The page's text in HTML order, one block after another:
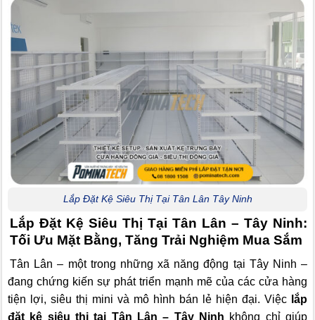
Lắp Đặt Kệ Siêu Thị Tại Tân Lân Tây Ninh
Lắp Đặt Kệ Siêu Thị Tại Tân Lân – Tây Ninh:
Tối Ưu Mặt Bằng, Tăng Trải Nghiệm Mua Sắm
Tân Lân – một trong những xã năng động tại Tây Ninh –
đang chứng kiến sự phát triển mạnh mẽ của các cửa hàng
tiện lợi, siêu thị mini và mô hình bán lẻ hiện đại. Việc lắp
đặt kệ siêu thị tại Tân Lân – Tây Ninh không chỉ giúp